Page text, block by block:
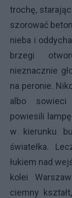
trochę,
szorować
nieba i
brzegi
nieznacznie
na peronie.
albo sowieci
powiesili
w kierunku
światełka.
łukiem nad
kolei
ciemny